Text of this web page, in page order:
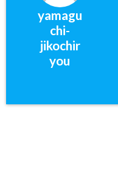
yamagu
chi-
jikochir
you